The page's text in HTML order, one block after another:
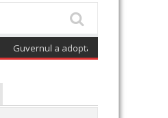
a adoptat o hotărâre care